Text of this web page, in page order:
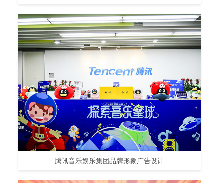
腾讯音乐娱乐集团品牌形象广告设计